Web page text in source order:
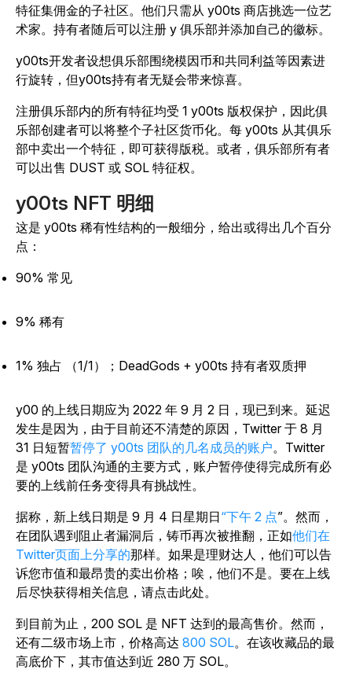
特征集佣金的子社区。他们只需从 y00ts 商店挑选一位艺
术家。持有者随后可以注册 y 俱乐部并添加自己的徽标。
y00ts开发者设想俱乐部围绕模因币和共同利益等因素进
行旋转，但y00ts持有者无疑会带来惊喜。
注册俱乐部内的所有特征均受 1 y00ts 版权保护，因此俱
乐部创建者可以将整个子社区货币化。每 y00ts 从其俱乐
部中卖出一个特征，即可获得版税。或者，俱乐部所有者
可以出售 DUST 或 SOL 特征权。
y00ts NFT 明细
这是 y00ts 稀有性结构的一般细分，给出或得出几个百分
点：
90% 常见
9% 稀有
1% 独占 （1/1）；DeadGods + y00ts 持有者双质押
y00 的上线日期应为 2022 年 9 月 2 日，现已到来。延迟
发生是因为，由于目前还不清楚的原因，Twitter 于 8 月
31 日短暂暂停了 y00ts 团队的几名成员的账户。Twitter
是 y00ts 团队沟通的主要方式，账户暂停使得完成所有必
要的上线前任务变得具有挑战性。
据称，新上线日期是 9 月 4 日星期日“下午 2 点”。然而，
在团队遇到阻止者漏洞后，铸币再次被推翻，正如他们在
Twitter页面上分享的那样。如果是理财达人，他们可以告
诉您市值和最昂贵的卖出价格；唉，他们不是。要在上线
后尽快获得相关信息，请点击此处。
到目前为止，200 SOL 是 NFT 达到的最高售价。然而，
还有二级市场上市，价格高达 800 SOL。在该收藏品的最
高底价下，其市值达到近 280 万 SOL。